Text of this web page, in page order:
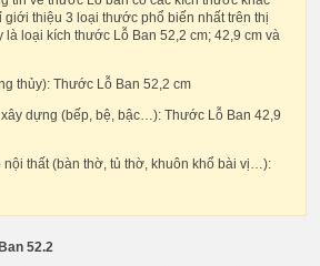
giới thiệu 3 loại thước phổ biến nhất trên thị
loại kích thước Lỗ Ban 52,2 cm; 42,9 cm và
thủy): Thước Lỗ Ban 52,2 cm
dựng (bếp, bệ, bậc…): Thước Lỗ Ban 42,9
nội thất (bàn thờ, tủ thờ, khuôn khổ bài vị…):
52.2